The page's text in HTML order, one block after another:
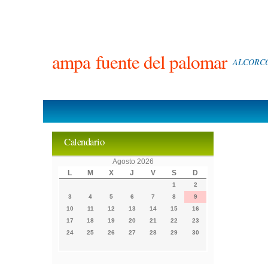
ampafuente del palomar
Calendario
Agosto 2026
L
M X J V S D
1
2
3
4 5 6 7 8
9
10
11 12 13 14 15
16
17
18 19 20 21 22
23
24
25 26 27 28 29 30